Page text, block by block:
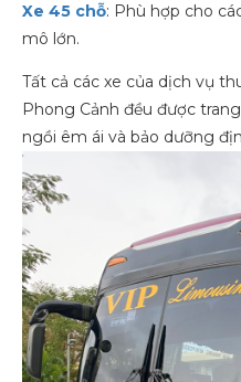
Xe 45 chỗ: Phù hợp cho
mô lớn.
Tất cả các xe của dịch vụ
Phong Cảnh đều được
ngồi êm ái và bảo dưỡng